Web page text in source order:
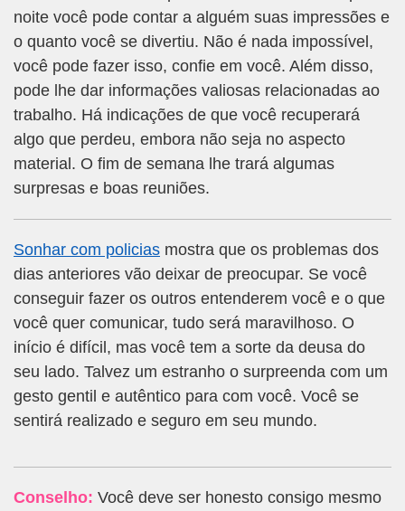
noite você pode contar a alguém suas impressões e
o quanto você se divertiu. Não é nada impossível,
você pode fazer isso, confie em você. Além disso,
pode lhe dar informações valiosas relacionadas ao
trabalho. Há indicações de que você recuperará
algo que perdeu, embora não seja no aspecto
material. O fim de semana lhe trará algumas
surpresas e boas reuniões.
Sonhar com policias mostra que os problemas dos
dias anteriores vão deixar de preocupar. Se você
conseguir fazer os outros entenderem você e o que
você quer comunicar, tudo será maravilhoso. O
início é difícil, mas você tem a sorte da deusa do
seu lado. Talvez um estranho o surpreenda com um
gesto gentil e autêntico para com você. Você se
sentirá realizado e seguro em seu mundo.
Conselho: Você deve ser honesto consigo mesmo